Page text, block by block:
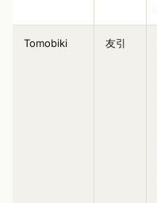
Tomobiki 友引